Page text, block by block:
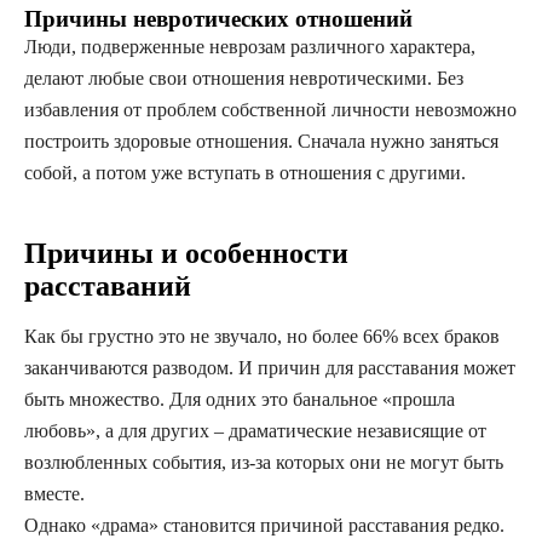
Причины невротических отношений
Люди, подверженные неврозам различного характера,
делают любые свои отношения невротическими. Без
избавления от проблем собственной личности невозможно
построить здоровые отношения. Сначала нужно заняться
собой, а потом уже вступать в отношения с другими.
Причины и особенности
расставаний
Как бы грустно это не звучало, но более 66% всех браков
заканчиваются разводом. И причин для расставания может
быть множество. Для одних это банальное «прошла
любовь», а для других – драматические независящие от
возлюбленных события, из-за которых они не могут быть
вместе.
Однако «драма» становится причиной расставания редко.